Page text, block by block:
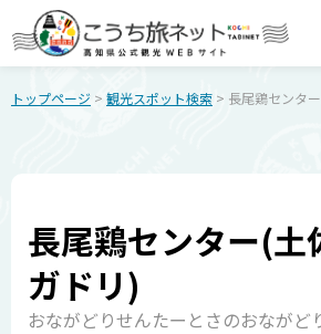
トップページ > 観光スポット検索 > 長尾鶏センタ
長尾鶏センター(土
ガドリ)
おながどりせんたーとさのおながど